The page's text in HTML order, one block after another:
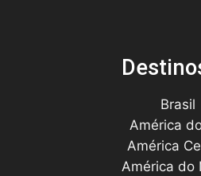
Brasil
América
América
América do